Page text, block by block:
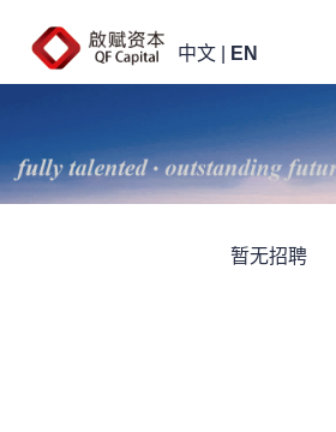
中文 EN
暂无招聘